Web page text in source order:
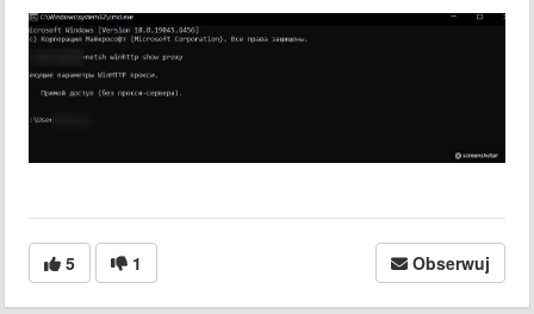
5 1 Obserwuj